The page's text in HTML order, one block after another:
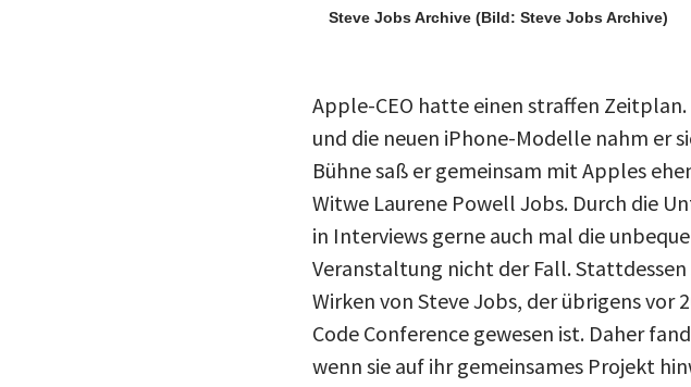
Steve Jobs Archive (Bild: Steve Jobs Archive)
Apple-CEO hatte einen straffen
und die neuen iPhone-Modelle nahm er
Bühne saß er gemeinsam mit Apples
Witwe Laurene Powell Jobs. Durch die
in Interviews gerne auch mal die
Veranstaltung nicht der Fall.
Wirken von Steve Jobs, der übrigens vor
Code Conference gewesen ist. Daher
wenn sie auf ihr gemeinsames Projekt